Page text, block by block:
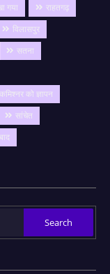
गया
राहतगढ़
विलासपुर
सतना
को ज्ञापन
सांचेत